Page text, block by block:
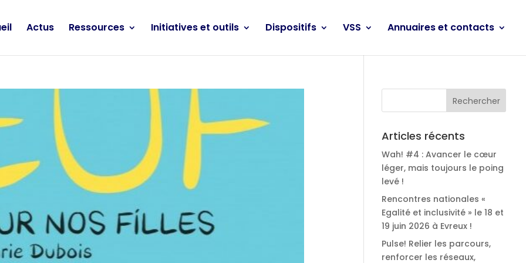
Actus Ressources Initiatives et outils Dispositifs VSS Annuaires et contacts
Articles récents
Wah! #4 : Avancer le cœur
léger, mais toujours le poing
levé !
Rencontres nationales «
Egalité et inclusivité » le 18 et
19 juin 2026 à Evreux !
Pulse! Relier les parcours,
renforcer les réseaux,